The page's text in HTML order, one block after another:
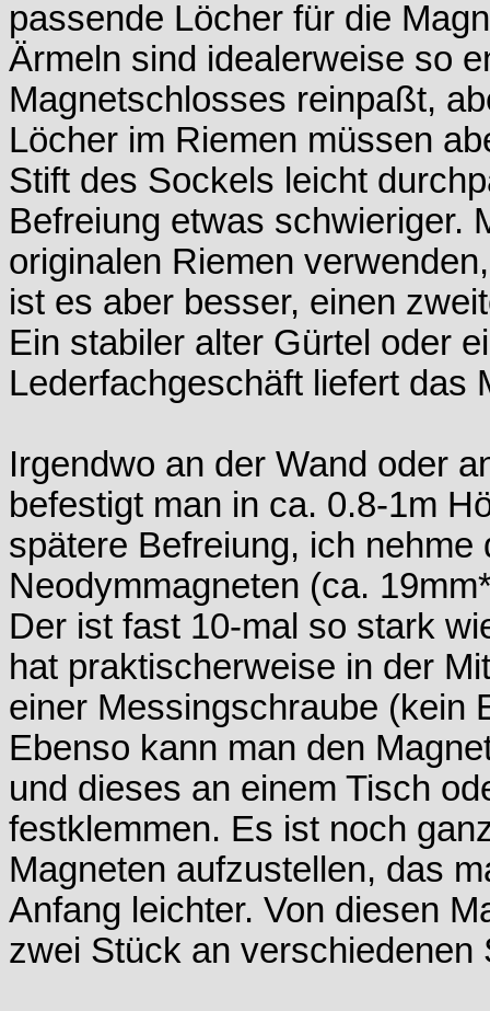
passende Löcher für die
Ärmeln sind idealerweise so
Magnetschlosses reinpaßt,
Löcher im Riemen müssen
Stift des Sockels leicht
Befreiung etwas schwieriger.
originalen Riemen
ist es aber besser, einen
Ein stabiler alter Gürtel oder
Lederfachgeschäft liefert das
Irgendwo an der Wand oder
befestigt man in ca. 0.8-1m
spätere Befreiung, ich nehme
Neodymmagneten (ca.
Der ist fast 10-mal so stark
hat praktischerweise in der
einer Messingschraube (kein
Ebenso kann man den
und dieses an einem Tisch
festklemmen. Es ist noch
Magneten aufzustellen, das
Anfang leichter. Von diesen
zwei Stück an verschiedenen